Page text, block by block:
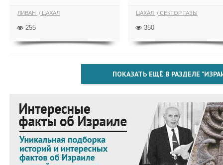
ЛИВАН ЦАХАЛ
255
ЦАХАЛ СЕКТОР ГАЗЫ
350
ПОКАЗАТЬ ЕЩЁ В РАЗДЕЛЕ